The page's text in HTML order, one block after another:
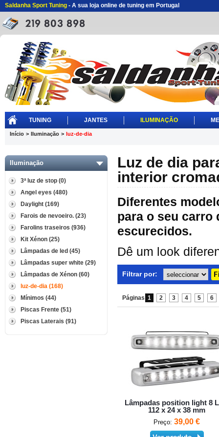
Saldanha Sport Tuning - A sua loja online de tuning em Portugal
TUNING JANTES ILUMINAÇÃO
Início > Iluminação > luz-de-dia
Iluminação
3ª luz de stop (0)
Angel eyes (480)
Daylight (169)
Farois de nevoeiro. (23)
Farolins traseiros (936)
Kit Xénon (25)
Lâmpadas de led (45)
Lâmpadas super white (29)
Lâmpadas de Xénon (60)
luz-de-dia (168)
Mínimos (44)
Piscas Frente (51)
Piscas Laterais (91)
Luz de dia
interior
Diferentes
para o seu carro
escurecidos.
Dê um look
Filtrar por:
Páginas 1 2 3 4 5 6
Lâmpadas position light 8
112 x 24 x 38 mm
Preço: 39,00 €